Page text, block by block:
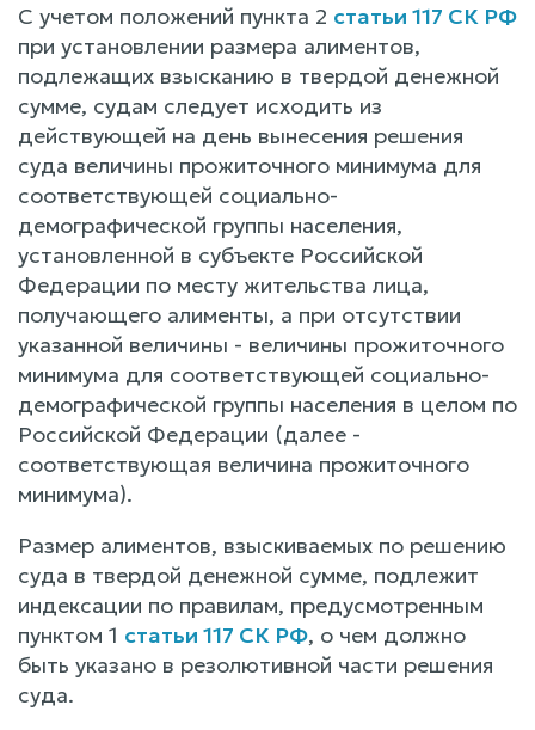
С учетом положений пункта 2 статьи 117 СК РФ
при установлении размера алиментов,
подлежащих взысканию в твердой денежной
сумме, судам следует исходить из
действующей на день вынесения решения
суда величины прожиточного минимума для
соответствующей социально-
демографической группы населения,
установленной в субъекте Российской
Федерации по месту жительства лица,
получающего алименты, а при отсутствии
указанной величины - величины прожиточного
минимума для соответствующей социально-
демографической группы населения в целом по
Российской Федерации (далее -
соответствующая величина прожиточного
минимума).
Размер алиментов, взыскиваемых по решению
суда в твердой денежной сумме, подлежит
индексации по правилам, предусмотренным
пунктом 1 статьи 117 СК РФ, о чем должно
быть указано в резолютивной части решения
суда.